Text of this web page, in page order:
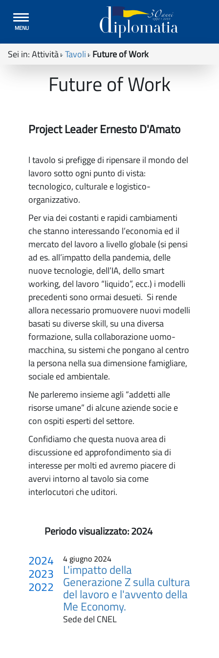
Toggle
navigation
MENU
Sei in:Attività Tavoli Future of Work
Future of Work
Project Leader Ernesto D'Amato
l tavolo si prefigge di ripensare il mondo del
lavoro sotto ogni punto di vista:
tecnologico, culturale e logistico-
organizzativo.
Per via dei costanti e rapidi cambiamenti
che stanno interessando l’economia ed il
mercato del lavoro a livello globale (si pensi
ad es. all’impatto della pandemia, delle
nuove tecnologie, dell’IA, dello smart
working, del lavoro “liquido”, ecc.) i modelli
precedenti sono ormai desueti. Si rende
allora necessario promuovere nuovi modelli
basati su diverse skill, su una diversa
formazione, sulla collaborazione uomo-
macchina, su sistemi che pongano al centro
la persona nella sua dimensione famigliare,
sociale ed ambientale.
Ne parleremo insieme agli “addetti alle
risorse umane” di alcune aziende socie e
con ospiti esperti del settore.
Confidiamo che questa nuova area di
discussione ed approfondimento sia di
interesse per molti ed avremo piacere di
avervi intorno al tavolo sia come
interlocutori che uditori.
Periodo visualizzato:2024
2024
2023
2022
4 giugno 2024
L'impatto della
Generazione Z sulla cultura
del lavoro e l'avvento della
Me Economy.
Sede del CNEL